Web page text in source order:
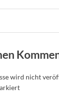
wird nicht